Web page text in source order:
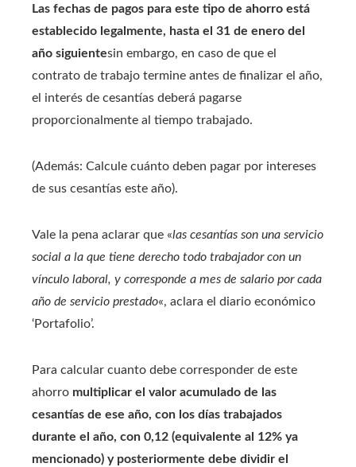
Las fechas de pagos para este tipo de ahorro está
establecido legalmente, hasta el 31 de enero del
año siguientesin embargo, en caso de que el
contrato de trabajo termine antes de finalizar el año,
el interés de cesantías deberá pagarse
proporcionalmente al tiempo trabajado.
(Además: Calcule cuánto deben pagar por intereses
de sus cesantías este año).
Vale la pena aclarar que «las cesantías son una servicio
social a la que tiene derecho todo trabajador con un
vínculo laboral, y corresponde a mes de salario por cada
año de servicio prestado«, aclara el diario económico
‘Portafolio’.
Para calcular cuanto debe corresponder de este
ahorro multiplicar el valor acumulado de las
cesantías de ese año, con los días trabajados
durante el año, con 0,12 (equivalente al 12% ya
mencionado) y posteriormente debe dividir el